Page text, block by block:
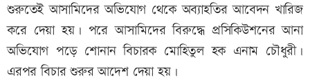
শুরুতেই আসামিদের অভিযোগ থেকে অব্যাহতির আবেদন খারিজ
করে দেয়া হয়। পরে আসামিদের বিরুদ্ধে প্রসিকিউশনের আনা
অভিযোগ পড়ে শোনান বিচারক মোহিতুল হক এনাম চৌধুরী।
এরপর বিচার শুরুর আদেশ দেয়া হয়।